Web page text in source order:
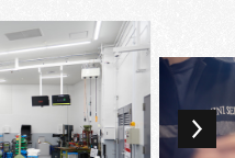
識するのではな
え抜いて、お客様
るということを認
のような意識で仕
客様に「本当にあ
しそうなイメージ
ざ働いてみると故
確で、しっかりと
ず驚きました。
たときのやりがい
を専門に扱うテク
めてご来店いただ
ご期待に応えたい
には、お客様のク
国産車の整備をし
を購入したのを